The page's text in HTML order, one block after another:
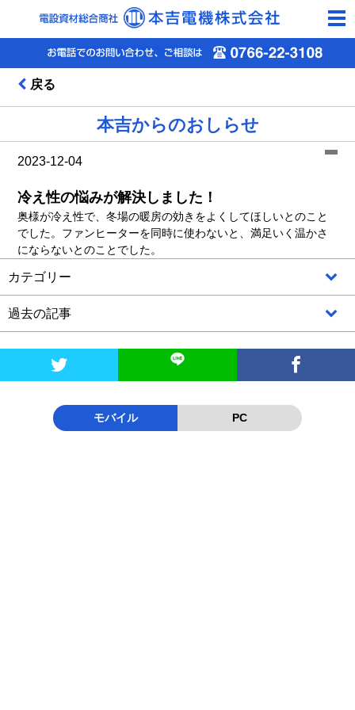
戻る
本吉からのおしらせ
2023-12-04
冷え性の悩みが解決しました！
奥様が冷え性で、冬場の暖房の効きをよくしてほしいとのこと
でした。ファンヒーターを同時に使わないと、満足いく温かさ
にならないとのことでした。
カテゴリー
過去の記事
 
モバイル PC